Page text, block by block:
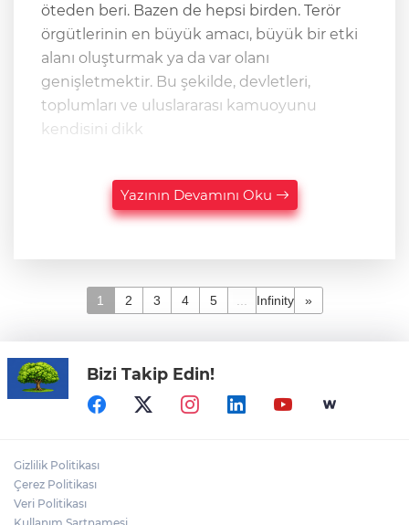
öteden beri. Bazen de hepsi birden. Terör
örgütlerinin en büyük amacı, büyük bir etki
alanı oluşturmak ya da var olanı
genişletmektir. Bu şekilde, devletleri,
toplumları ve uluslararası kamuoyunu
kendisini dikk
Yazının Devamını Oku
1 2 3 4 5 ... Infinity »
Bizi Takip Edin!
Gizlilik Politikası
Çerez Politikası
Veri Politikası